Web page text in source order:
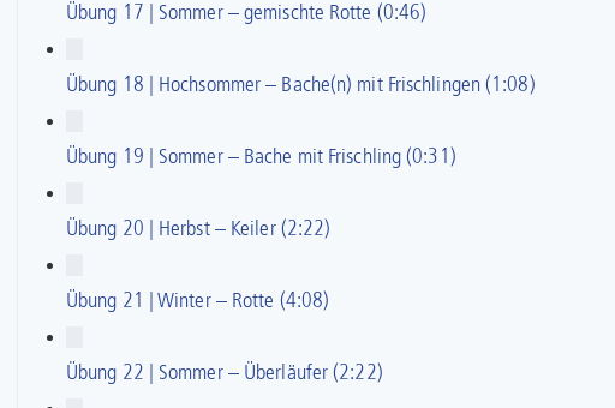
Übung 17 | Sommer – gemischte Rotte (0:46)
Übung 18 | Hochsommer – Bache(n) mit Frischlingen (1:08)
Übung 19 | Sommer – Bache mit Frischling (0:31)
Übung 20 | Herbst – Keiler (2:22)
Übung 21 | Winter – Rotte (4:08)
Übung 22 | Sommer – Überläufer (2:22)